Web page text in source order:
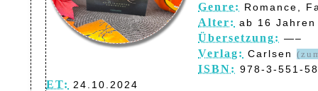
Genre: Romance,
Alter: ab 16 Jahren
Übersetzung: —–
Verlag: Carlsen
ISBN: 978-3-551-
ET: 24.10.2024